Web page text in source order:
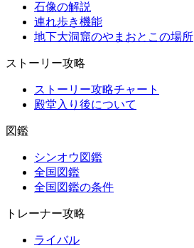
石像の解説
連れ歩き機能
地下大洞窟のやまおとこの場所
ストーリー攻略
ストーリー攻略チャート
殿堂入り後について
図鑑
シンオウ図鑑
全国図鑑
全国図鑑の条件
トレーナー攻略
ライバル